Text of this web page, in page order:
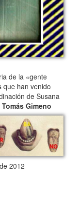
de la «gente
que han venido
de Susana
Tomás Gimeno
2012